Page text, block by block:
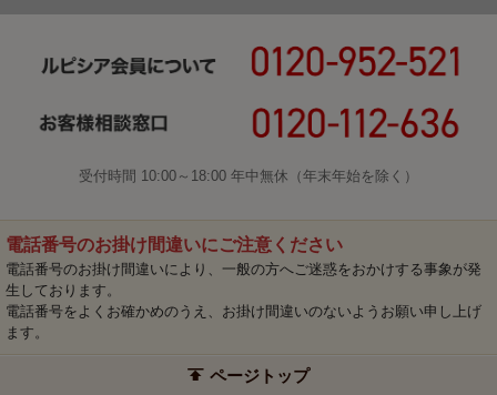
受付時間 10:00～18:00 年中無休（年末年始を除く）
電話番号のお掛け間違いにご注意ください
電話番号のお掛け間違いにより、一般の方へご迷惑をおかけする事象が発
生しております。
電話番号をよくお確かめのうえ、お掛け間違いのないようお願い申し上げ
ます。
ページトップ